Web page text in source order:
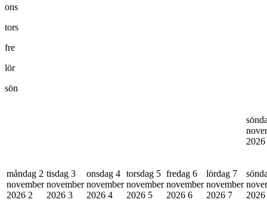
ons
tors
fre
lör
sön
2026
måndag 2
november
2026 2
tisdag 3
november
2026 3
onsdag 4
november
2026 4
torsdag 5
november
2026 5
fredag 6
november
2026 6
lördag 7
november
2026 7
2026